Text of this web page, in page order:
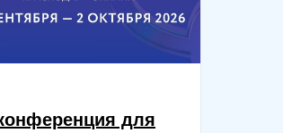
для